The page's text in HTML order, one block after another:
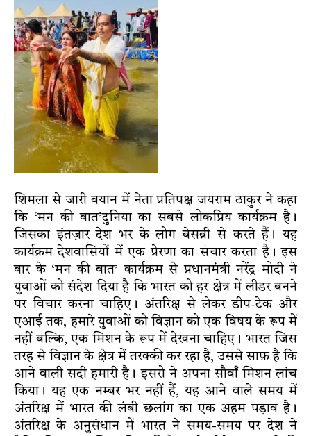
शिमला से जारी बयान में नेता प्रतिपक्ष जयराम ठाकुर ने कहा
कि ‘मन की बात’दुनिया का सबसे लोकप्रिय कार्यक्रम है।
जिसका इंतज़ार देश भर के लोग बेसब्री से करते हैं। यह
कार्यक्रम देशवासियों में एक प्रेरणा का संचार करता है। इस
बार के ‘मन की बात’ कार्यक्रम से प्रधानमंत्री नरेंद्र मोदी ने
युवाओं को संदेश दिया है कि भारत को हर क्षेत्र में लीडर बनने
पर विचार करना चाहिए। अंतरिक्ष से लेकर डीप-टेक और
एआई तक, हमारे युवाओं को विज्ञान को एक विषय के रूप में
नहीं बल्कि, एक मिशन के रूप में देखना चाहिए। भारत जिस
तरह से विज्ञान के क्षेत्र में तरक्की कर रहा है, उससे साफ़ है कि
आने वाली सदी हमारी है। इसरो ने अपना सौवाँ मिशन लांच
किया। यह एक नम्बर भर नहीं हैं, यह आने वाले समय में
अंतरिक्ष में भारत की लंबी छलांग का एक अहम पड़ाव है।
अंतरिक्ष के अनुसंधान में भारत ने समय-समय पर देश ने